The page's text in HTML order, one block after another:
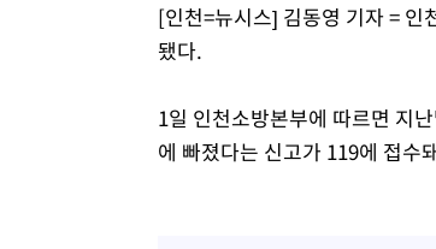
[인천=뉴시스] 김동영 기자 = 인
됐다.
1일 인천소방본부에 따르면 지
에 빠졌다는 신고가 119에 접수